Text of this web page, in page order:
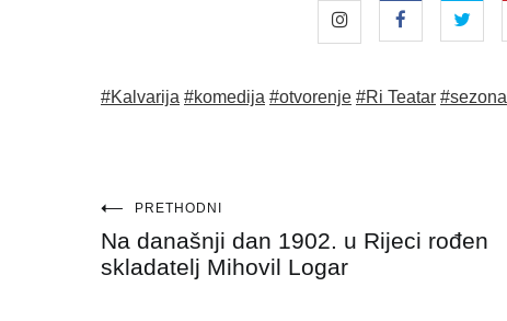
#Kalvarija #komedija #otvorenje #Ri Teatar #sezona
Navigacija
objava
PRETHODNI
Na današnji dan 1902. u Rijeci rođen
skladatelj Mihovil Logar